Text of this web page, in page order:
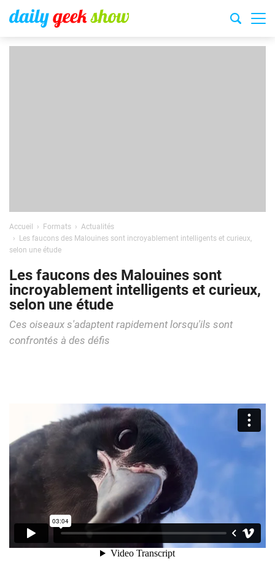
Accueil Formats
Actualités
Les faucons des Malouines sont incroyablement intelligents et curieux,
selon une étude
Les faucons des Malouines sont
incroyablement intelligents et curieux,
selon une étude
Ces oiseaux s'adaptent rapidement lorsqu'ils sont
confrontés à des défis